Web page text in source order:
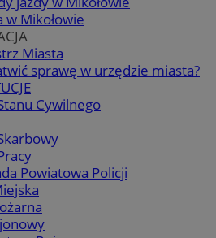
w Mikołowie
Miasta
sprawę w urzędzie miasta?
Cywilnego
Powiatowa Policji